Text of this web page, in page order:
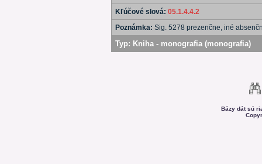
Kľúčové slová: 05.1.4.4.2
Poznámka: Sig. 5278 prezenčne, iné
Typ: Kniha - monografia (monografia)
Bázy dát sú